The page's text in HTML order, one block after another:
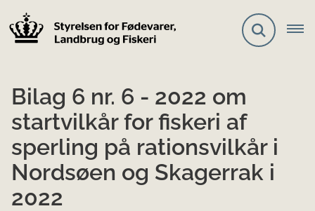
Bilag 6 nr. 6 - 2022 om
startvilkår for fiskeri af
sperling på rationsvilkår i
Nordsøen og Skagerrak i
2022